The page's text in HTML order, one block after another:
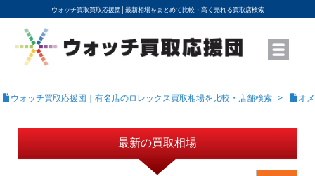
ウォッチ買取買取応援団│ 最新相場をまとめて比較・高く売れる買取店検索
YouTubeで動画を公開中
ROLEXモデル名から買取相場を調べる
高級時計ブランド名から買取相場を調べる
地域から買取店を探す
店舗名から買取店を探す
ブランド時計を高く売る方法
買取査定を依頼する
ウォッチ買取応援団｜有名店のロレックス買取相場を比較・店舗検索 オ
最新の買取相場